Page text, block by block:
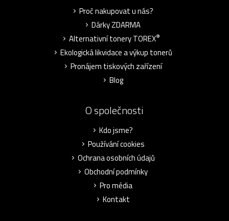
Proč nakupovat u nás?
Dárky ZDARMA
Alternativní tonery TOREX®
Ekologická likvidace a výkup tonerů
Pronájem tiskových zařízení
Blog
O společnosti
Kdo jsme?
Používání cookies
Ochrana osobních údajů
Obchodní podmínky
Pro média
Kontakt